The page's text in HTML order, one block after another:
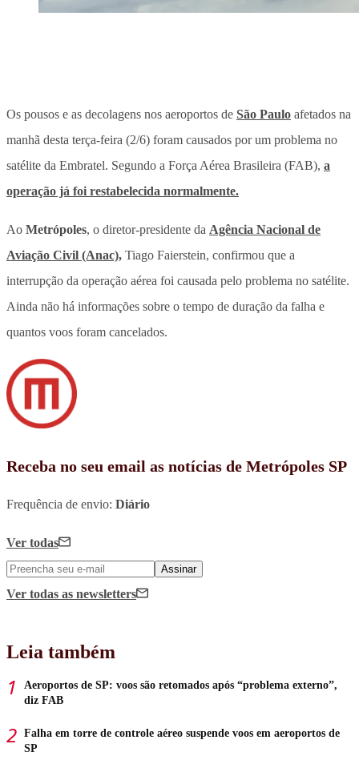
Os pousos e as decolagens nos aeroportos de São Paulo afetados na
manhã desta terça-feira (2/6) foram causados por um problema no
satélite da Embratel. Segundo a Força Aérea Brasileira (FAB), a
operação já foi restabelecida normalmente.
Ao Metrópoles, o diretor-presidente da Agência Nacional de
Aviação Civil (Anac), Tiago Faierstein, confirmou que a
interrupção da operação aérea foi causada pelo problema no satélite.
Ainda não há informações sobre o tempo de duração da falha e
quantos voos foram cancelados.
Receba no seu email as notícias de Metrópoles SP
Frequência de envio: Diário
Ver todas
Assinar
Ver todas as newsletters
Leia também
Aeroportos de SP: voos são retomados após “problema externo”,
diz FAB
Falha em torre de controle aéreo suspende voos em aeroportos de
SP